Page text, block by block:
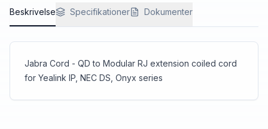
Beskrivelse Specifikationer Dokumenter
Jabra Cord - QD to Modular RJ extension coiled cord
for Yealink IP, NEC DS, Onyx series